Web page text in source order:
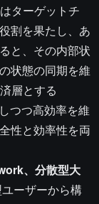
ターゲットチ
割を果たし、あ
と、その内部状
状態の同期を維
層とする
つつ高効率を維
性と効率性を両
、分散型大
ユーザーから構